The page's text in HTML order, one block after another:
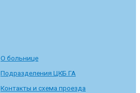
О больнице
Подразделения ЦКБ ГА
Контакты и схема проезда